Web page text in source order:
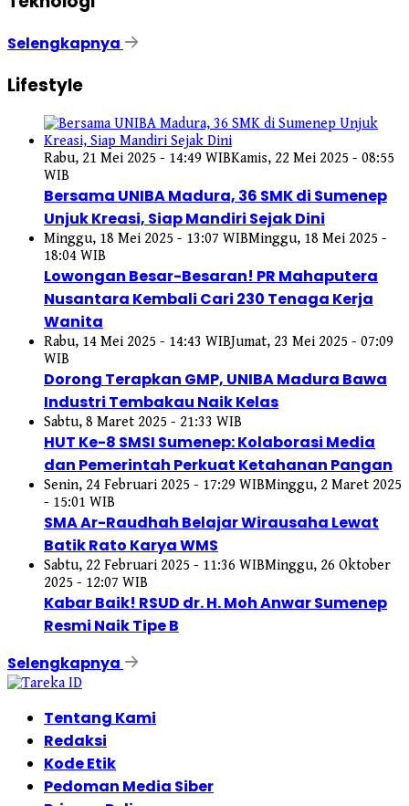
Selengkapnya
Lifestyle
Rabu, 21 Mei 2025 - 14:49 WIBKamis, 22 Mei 2025 - 08:55
WIB
Bersama UNIBA Madura, 36 SMK di Sumenep
Unjuk Kreasi, Siap Mandiri Sejak Dini
Minggu, 18 Mei 2025 - 13:07 WIBMinggu, 18 Mei 2025 -
18:04 WIB
Lowongan Besar-Besaran! PR Mahaputera
Nusantara Kembali Cari 230 Tenaga Kerja
Wanita
Rabu, 14 Mei 2025 - 14:43 WIBJumat, 23 Mei 2025 - 07:09
WIB
Dorong Terapkan GMP, UNIBA Madura Bawa
Industri Tembakau Naik Kelas
Sabtu, 8 Maret 2025 - 21:33 WIB
HUT Ke-8 SMSI Sumenep: Kolaborasi Media
dan Pemerintah Perkuat Ketahanan Pangan
Senin, 24 Februari 2025 - 17:29 WIBMinggu, 2 Maret 2025
- 15:01 WIB
SMA Ar-Raudhah Belajar Wirausaha Lewat
Batik Rato Karya WMS
Sabtu, 22 Februari 2025 - 11:36 WIBMinggu, 26 Oktober
2025 - 12:07 WIB
Kabar Baik! RSUD dr. H. Moh Anwar Sumenep
Resmi Naik Tipe B
Selengkapnya
Tentang Kami
Redaksi
Kode Etik
Pedoman Media Siber